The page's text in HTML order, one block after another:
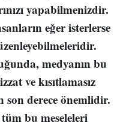
yapabilmenizdir.
eğer isterlerse
medyanın bu
ve kısıtlamasız
derece önemlidir.
bu meseleleri